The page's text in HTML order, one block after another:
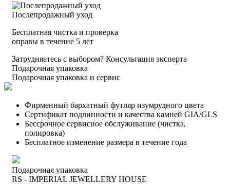
Послепродажный уход
Бесплатная чистка и проверка
оправы в течение 5 лет
Затрудняетесь с выбором? Консультация эксперта
Подарочная упаковка
Подарочная упаковка и сервис
Фирменный бархатный футляр изумрудного цвета
Сертификат подлинности и качества камней GIA/GLS
Бессрочное сервисное обслуживание (чистка,
полировка)
Бесплатное изменение размера в течение года
Подарочная упаковка
RS - IMPERIAL JEWELLERY HOUSE